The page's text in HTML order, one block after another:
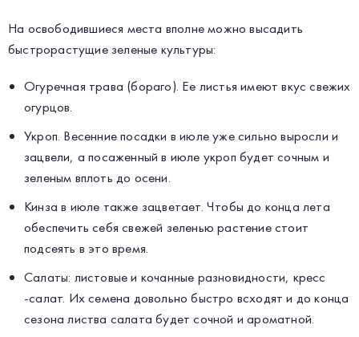
На освободившиеся места вполне можно высадить
быстрорастущие зеленые культуры:
Огуречная трава (бораго). Ее листья имеют вкус свежих
огурцов.
Укроп. Весенние посадки в июле уже сильно выросли и
зацвели, а посаженный в июле укроп будет сочным и
зеленым вплоть до осени.
Кинза в июле также зацветает. Чтобы до конца лета
обеспечить себя свежей зеленью растение стоит
подсеять в это время.
Салаты: листовые и кочанные разновидности, кресс
-салат. Их семена довольно быстро всходят и до конца
сезона листва салата будет сочной и ароматной.